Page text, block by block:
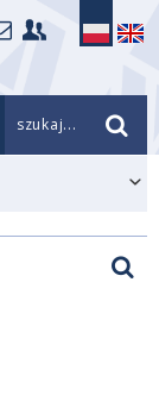
szukaj...